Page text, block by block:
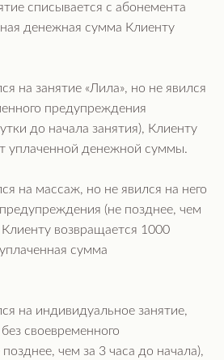
списывается с абонемента
денежная сумма Клиенту
на занятие «Лила», но не явился
предупреждения
до начала занятия), Клиенту
уплаченной денежной суммы.
на массаж, но не явился на него
(не позднее, чем
Клиенту возвращается 1000
сумма
на индивидуальное занятие,
своевременного
чем за 3 часа до начала),